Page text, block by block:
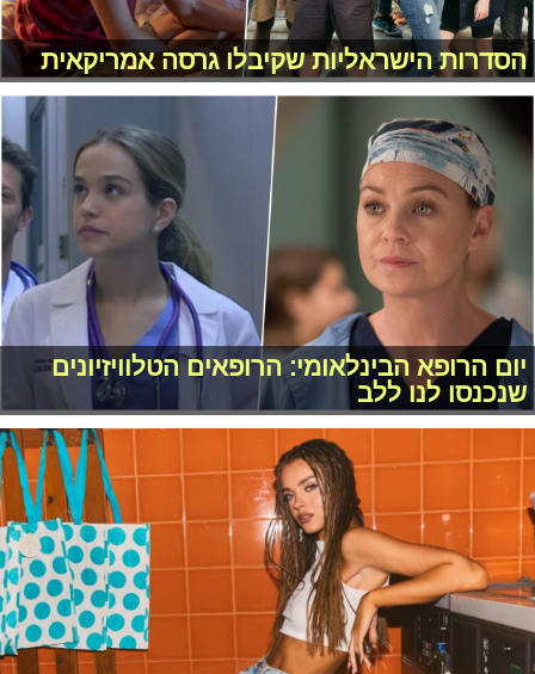
הסדרות הישראליות שקיבלו גרסה אמריקאית
יום הרופא הבינלאומי: הרופאים הטלוויזיונים
שנכנסו לנו ללב